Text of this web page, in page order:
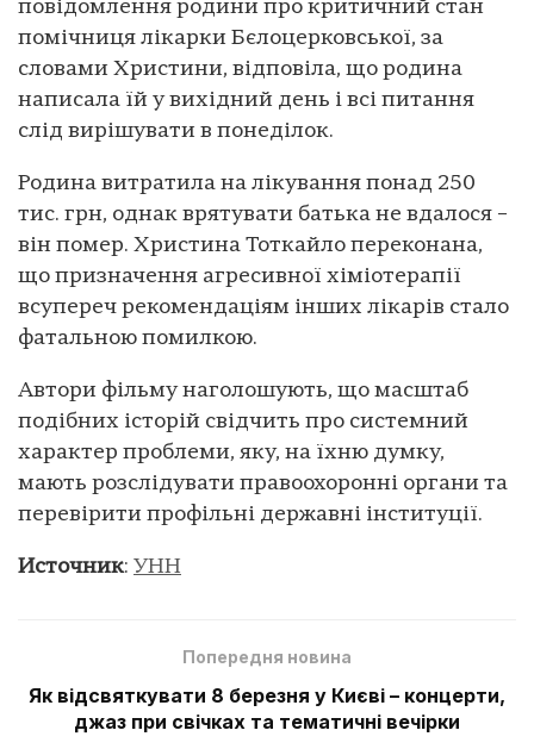
повідомлення родини про критичний стан
помічниця лікарки Бєлоцерковської, за
словами Христини, відповіла, що родина
написала їй у вихідний день і всі питання
слід вирішувати в понеділок.
Родина витратила на лікування понад 250
тис. грн, однак врятувати батька не вдалося –
він помер. Христина Тоткайло переконана,
що призначення агресивної хіміотерапії
всупереч рекомендаціям інших лікарів стало
фатальною помилкою.
Автори фільму наголошують, що масштаб
подібних історій свідчить про системний
характер проблеми, яку, на їхню думку,
мають розслідувати правоохоронні органи та
перевірити профільні державні інституції.
Источник: УНН
Попередня новина
Як відсвяткувати 8 березня у Києві – концерти,
джаз при свічках та тематичні вечірки